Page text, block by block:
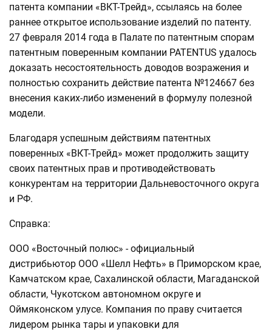
патента компании «ВКТ-Трейд», ссылаясь на более
раннее открытое использование изделий по патенту.
27 февраля 2014 года в Палате по патентным спорам
патентным поверенным компании PATENTUS удалось
доказать несостоятельность доводов возражения и
полностью сохранить действие патента №124667 без
внесения каких-либо изменений в формулу полезной
модели.
Благодаря успешным действиям патентных
поверенных «ВКТ-Трейд» может продолжить защиту
своих патентных прав и противодействовать
конкурентам на территории Дальневосточного округа
и РФ.
Справка:
ООО «Восточный полюс» - официальный
дистрибьютор ООО «Шелл Нефть» в Приморском крае,
Камчатском крае, Сахалинской области, Магаданской
области, Чукотском автономном округе и
Оймяконском улусе. Компания по праву считается
лидером рынка тары и упаковки для